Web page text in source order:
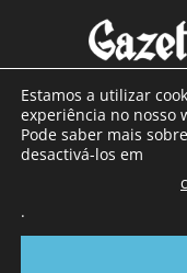
Com sede nas
a sul de distrito de
toda a região
Estamos a utilizar
experiência no nosso
Pode saber mais
desactivá-los em
.